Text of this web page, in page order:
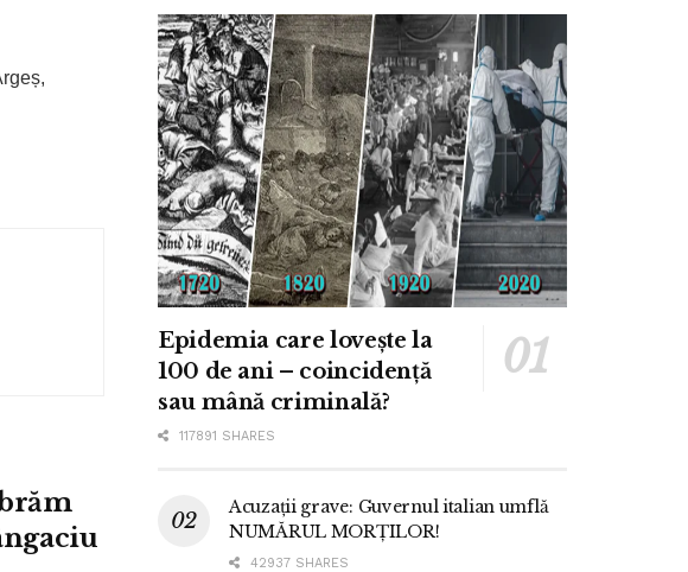
Epidemia care lovește la
100 de ani – coincidență
sau mână criminală?
117891 SHARES
Acuzații grave: Guvernul italian umflă
NUMĂRUL MORȚILOR!
42937 SHARES